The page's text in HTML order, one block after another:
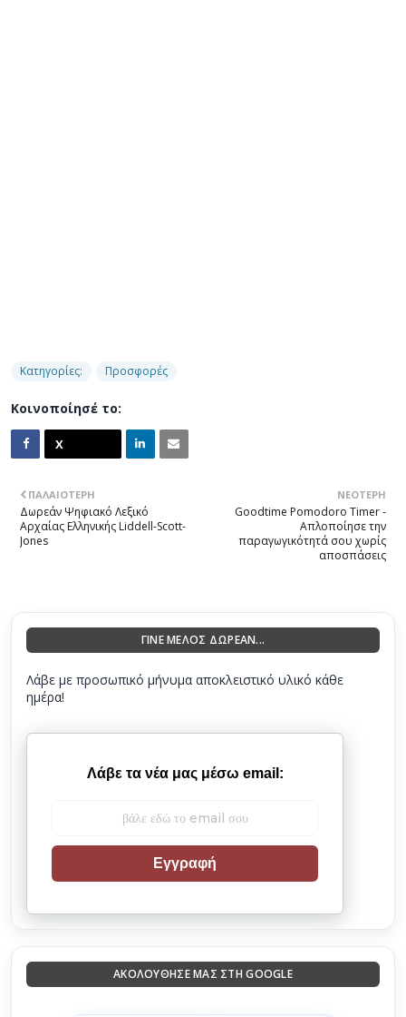
Κατηγορίες: Προσφορές
Κοινοποίησέ το:
ΝΕΌΤΕΡΗ
Goodtime Pomodoro Timer -
Απλοποίησε την
παραγωγικότητά σου χωρίς
αποσπάσεις
ΠΑΛΑΙΌΤΕΡΗ
Δωρεάν Ψηφιακό Λεξικό
Αρχαίας Ελληνικής Liddell-Scott-
Jones
ΓΙΝΕ ΜΕΛΟΣ ΔΩΡΕΑΝ...
Λάβε με προσωπικό μήνυμα αποκλειστικό υλικό κάθε
ημέρα!
Λάβε τα νέα μας μέσω email:
Εγγραφή
ΑΚΟΛΟΎΘΗΣΈ ΜΑΣ ΣΤΗ GOOGLE